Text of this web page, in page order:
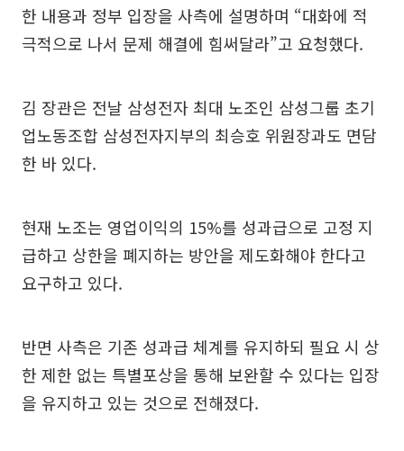
한 내용과 정부 입장을 사측에 설명하며 “대화에 적
극적으로 나서 문제 해결에 힘써달라”고 요청했다.
김 장관은 전날 삼성전자 최대 노조인 삼성그룹 초기
업노동조합 삼성전자지부의 최승호 위원장과도 면담
한 바 있다.
현재 노조는 영업이익의 15%를 성과급으로 고정 지
급하고 상한을 폐지하는 방안을 제도화해야 한다고
요구하고 있다.
반면 사측은 기존 성과급 체계를 유지하되 필요 시 상
한 제한 없는 특별포상을 통해 보완할 수 있다는 입장
을 유지하고 있는 것으로 전해졌다.